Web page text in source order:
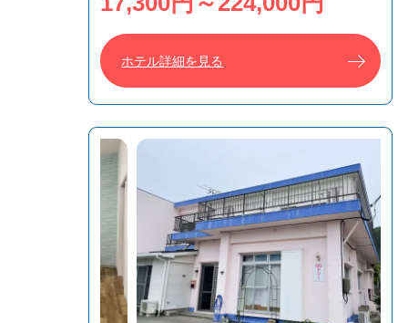
ホテル詳細を見る